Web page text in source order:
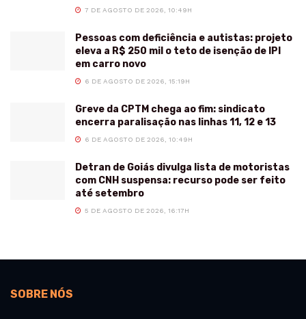
7 DE AGOSTO DE 2026, 10:49H
Pessoas com deficiência e autistas: projeto
eleva a R$ 250 mil o teto de isenção de IPI
em carro novo
6 DE AGOSTO DE 2026, 15:19H
Greve da CPTM chega ao fim: sindicato
encerra paralisação nas linhas 11, 12 e 13
6 DE AGOSTO DE 2026, 10:49H
Detran de Goiás divulga lista de motoristas
com CNH suspensa: recurso pode ser feito
até setembro
5 DE AGOSTO DE 2026, 16:17H
SOBRE NÓS